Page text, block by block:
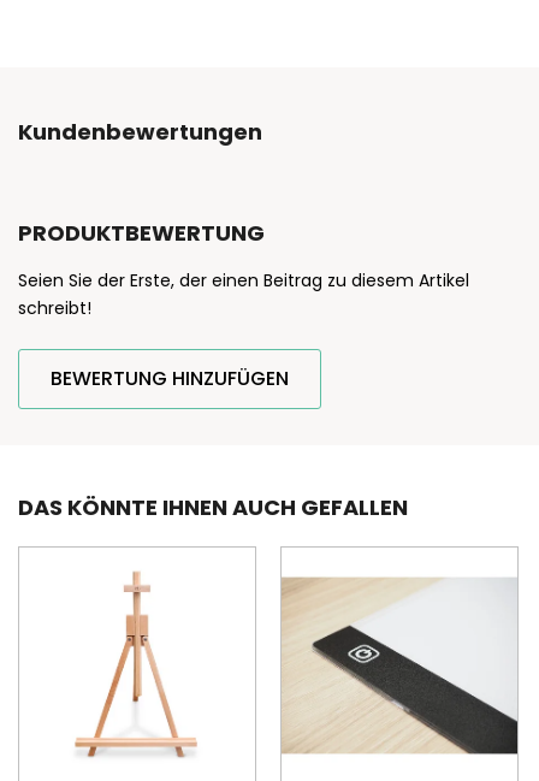
Kundenbewertungen
PRODUKTBEWERTUNG
Seien Sie der Erste, der einen Beitrag zu diesem Artikel
schreibt!
BEWERTUNG HINZUFÜGEN
DAS KÖNNTE IHNEN AUCH GEFALLEN